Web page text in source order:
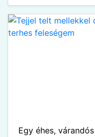
Egy éhes,